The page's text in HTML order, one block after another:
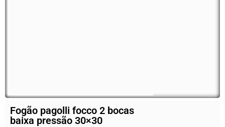
Fogão pagolli focco 2 bocas
baixa pressão 30×30